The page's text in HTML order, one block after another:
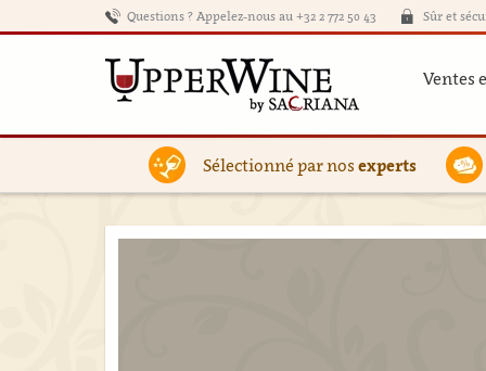
Questions ? Appelez-nous au +32 2 772 50 43 Sûr et
Ventes
Sélectionné par nos experts